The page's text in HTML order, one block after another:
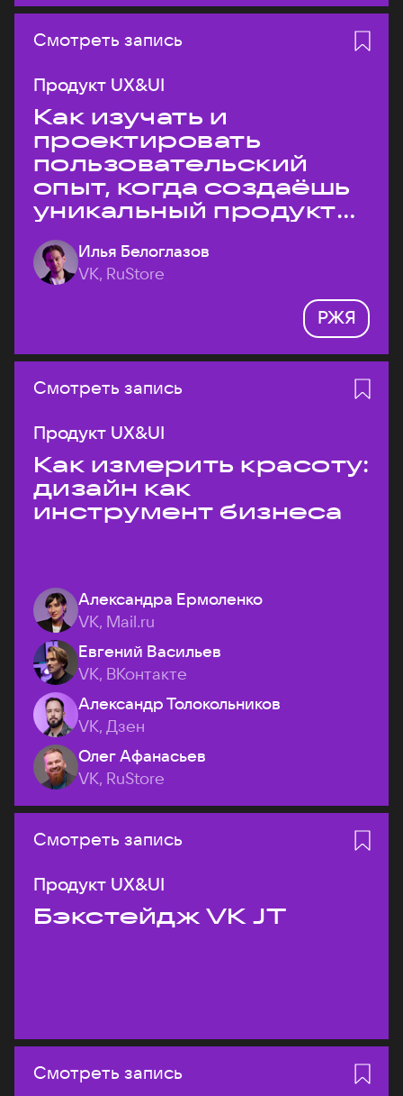
Смотреть запись
Продукт UX&UI
Как изучать и
проектировать
пользовательский
опыт, когда создаёшь
уникальный продукт
на рынке?
Илья Белоглазов
VK, RuStore
РЖЯ
Смотреть запись
Продукт UX&UI
Как измерить красоту:
дизайн как
инструмент бизнеса
Александра Ермоленко
VK, Mail.ru
Евгений Васильев
VK, ВКонтакте
Александр Толокольников
VK, Дзен
Олег Афанасьев
VK, RuStore
Смотреть запись
Продукт UX&UI
Бэкстейдж VK JT
Смотреть запись